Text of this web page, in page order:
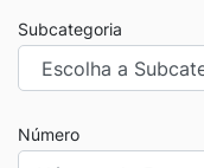
Subcategoria
Número